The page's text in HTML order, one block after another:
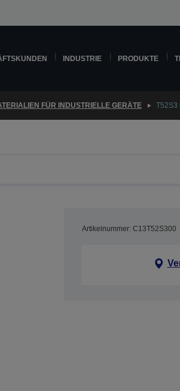
INDUSTRIE PRODUKTE
FÜR INDUSTRIELLE GERÄTE T52S3
Artikelnummer: C13T52S300